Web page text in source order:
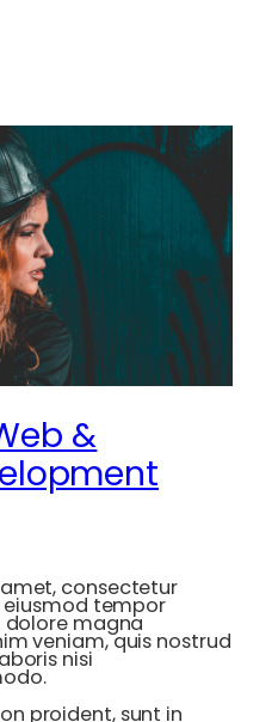
&
consectetur
eiusmod tempor
magna
veniam, quis nostrud
nisi
proident, sunt in